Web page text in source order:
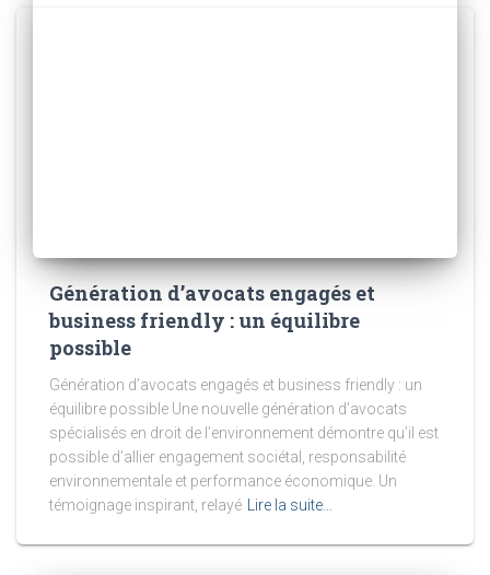
Génération d’avocats engagés et
business friendly : un équilibre
possible
Génération d’avocats engagés et business friendly : un
équilibre possible Une nouvelle génération d’avocats
spécialisés en droit de l’environnement démontre qu’il est
possible d’allier engagement sociétal, responsabilité
environnementale et performance économique. Un
témoignage inspirant, relayé
Lire la suite…